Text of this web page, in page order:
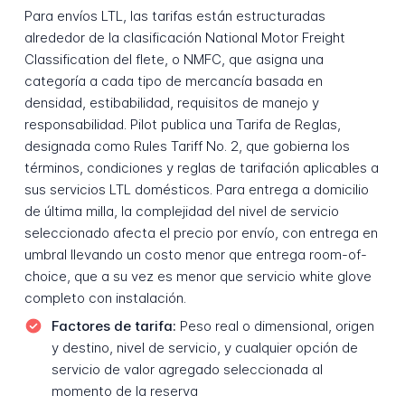
Para envíos LTL, las tarifas están estructuradas
alrededor de la clasificación National Motor Freight
Classification del flete, o NMFC, que asigna una
categoría a cada tipo de mercancía basada en
densidad, estibabilidad, requisitos de manejo y
responsabilidad. Pilot publica una Tarifa de Reglas,
designada como Rules Tariff No. 2, que gobierna los
términos, condiciones y reglas de tarifación aplicables a
sus servicios LTL domésticos. Para entrega a domicilio
de última milla, la complejidad del nivel de servicio
seleccionado afecta el precio por envío, con entrega en
umbral llevando un costo menor que entrega room-of-
choice, que a su vez es menor que servicio white glove
completo con instalación.
Factores de tarifa: Peso real o dimensional, origen
y destino, nivel de servicio, y cualquier opción de
servicio de valor agregado seleccionada al
momento de la reserva